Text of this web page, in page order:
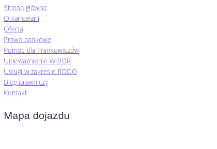
Strona główna
O kancelarii
Oferta
Prawo bankowe
Pomoc dla Frankowiczów
Unieważnienie WIBOR
Usługi w zakresie RODO
Blog prawniczy
Kontakt
Mapa dojazdu